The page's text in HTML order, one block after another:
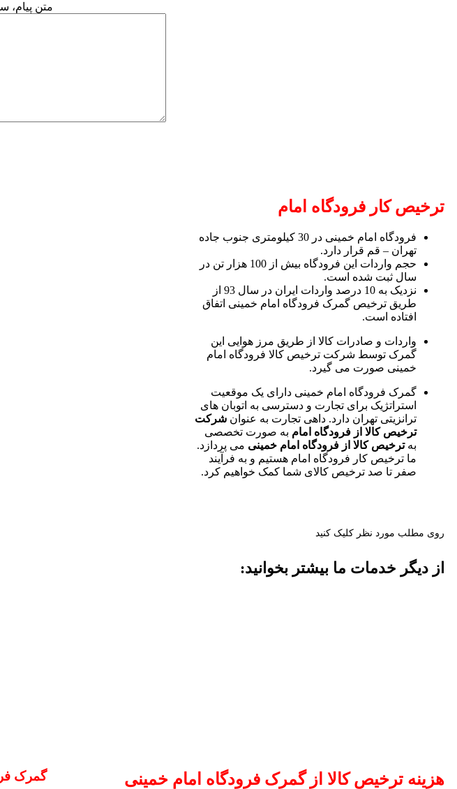
متن پیام،
ترخیص کار فرودگاه امام
فرودگاه امام خمینی در 30 کیلومتری جنوب جاده
تهران – قم قرار دارد.
حجم واردات این فرودگاه بیش از 100 هزار تن در
سال ثبت شده است.
نزدیک به 10 درصد واردات ایران در سال 93 از
طریق ترخیص گمرک فرودگاه امام خمینی اتفاق
افتاده است.
واردات و صادرات کالا از طریق مرز هوایی این
گمرک توسط شرکت ترخیص کالا فرودگاه امام
خمینی صورت می گیرد.
گمرک فرودگاه امام خمینی دارای یک موقعیت
استراتژیک برای تجارت و دسترسی به اتوبان های
ترانزیتی تهران دارد. داهی تجارت به عنوان شرکت
ترخیص کالا از فرودگاه امام به صورت تخصصی
بهترخیص کالا از فرودگاه امام خمینی می پردازد.
ما ترخیص کار فرودگاه امام هستیم و به فرآیند
صفر تا صد ترخیص کالای شما کمک خواهیم کرد.
روی مطلب مورد نظر کلیک کنید
از دیگر خدمات ما بیشتر بخوانید:
هزینه ترخیص کالا از گمرک فرودگاه امام خمینی گمرک